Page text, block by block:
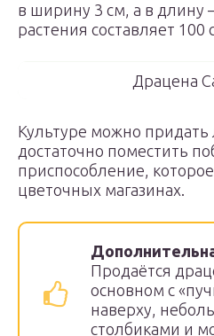
в ширину 3 см, а в длину
растения составляет 100
Драцена
Культуре можно
достаточно поместить
приспособление,
цветочных магазинах.
Продаётся
основном с
наверху,
столбиками и